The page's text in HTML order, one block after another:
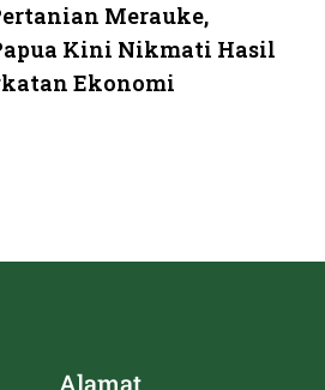
Merauke,
Kini Nikmati Hasil
Ekonomi
Alamat